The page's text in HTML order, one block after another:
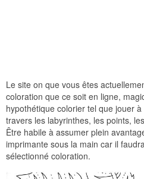
Le site on que vous êtes
coloration que ce soit en ligne,
hypothétique colorier tel que jouer
travers les labyrinthes, les points,
Être habile à assumer plein
imprimante sous la main car il
sélectionné coloration.